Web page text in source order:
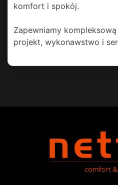
komfort i spokój.
Zapewniamy kompleksową
projekt, wykonawstwo i